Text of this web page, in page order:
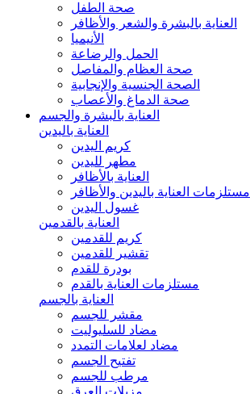
صحة الطفل
العناية بالبشرة والشعر والأظافر
الأنيميا
الحمل والرضاعة
صحة العظام والمفاصل
الصحة الجنسية والإنجابية
صحة الدماغ والأعصاب
العناية بالبشرة والجسم
العناية باليدين
كريم اليدين
مطهر لليدين
العناية بالأظافر
مستلزمات العناية باليدين والأظافر
غسول اليدين
العناية بالقدمين
كريم للقدمين
تقشير للقدمين
بودرة للقدم
مستلزمات العناية بالقدم
العناية بالجسم
مقشر للجسم
مضاد للسليوليت
مضاد لعلامات التمدد
تفتيح الجسم
مرطب للجسم
مزيلات العرق